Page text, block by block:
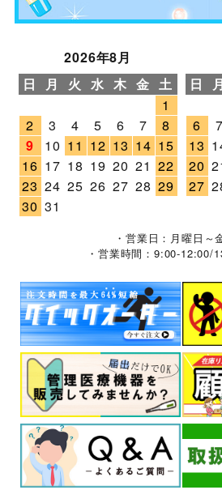
2026年8月
日
月 火 水 木 金 土
1
2
3 4 5 6 7
8
9
10 11 12 13 14 15
16 17 18 19 20 21 22
23 24 25 26 27 28 29
30 31
日
月
6
7
13
20
27
・営業日：月曜日～
・営業時間：9:00-12:00/